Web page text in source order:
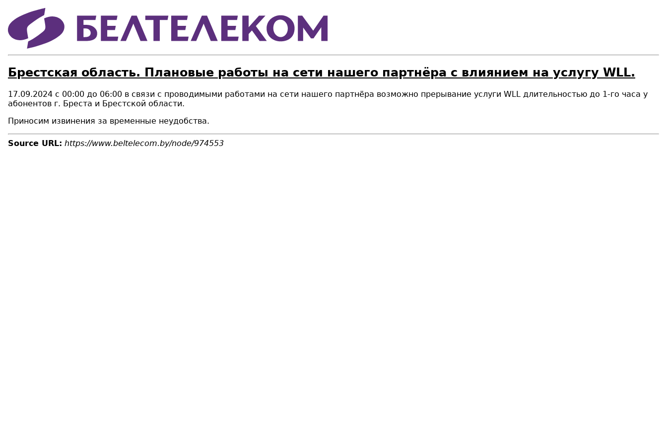
Брестская область. Плановые работы на сети нашего партнёра с влиянием на услугу WLL.
17.09.2024 с 00:00 до 06:00 в связи с проводимыми работами на сети нашего партнёра возможно прерывание услуги WLL длительностью до 1-го часа у
абонентов г. Бреста и Брестской области.
Приносим извинения за временные неудобства.
Source URL: https://www.beltelecom.by/node/974553